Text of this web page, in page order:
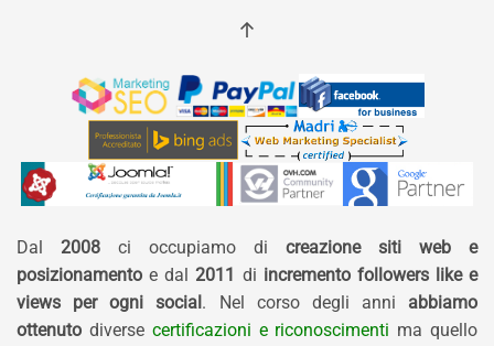
Dal 2008 ci occupiamo di creazione siti web e
posizionamento e dal 2011 di incremento followers like e
views per ogni social. Nel corso degli anni abbiamo
ottenuto diverse certificazioni e riconoscimenti ma quello